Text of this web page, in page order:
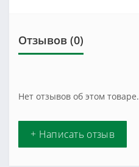
Отзывов (0)
Нет отзывов об этом товаре.
+ Написать отзыв